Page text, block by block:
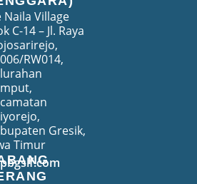
Naila Village
C-14 – Jl. Raya
RW014,
Gresik,
Timur